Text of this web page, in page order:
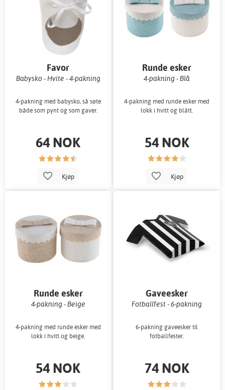
Favor
Babysko - Hvite - 4-pakning
4-pakning med babysko, så søte
både som pynt og som gaver.
64 NOK
Kjøp
Runde esker
4-pakning - Blå
4-pakning med runde esker med
lokk i hvitt og blått.
54 NOK
Kjøp
Runde esker
4-pakning - Beige
4-pakning med runde esker med
lokk i hvitt og beige.
54 NOK
Gaveesker
Fotballfest - 6-pakning
6-pakning gaveesker til
fotballfester.
74 NOK